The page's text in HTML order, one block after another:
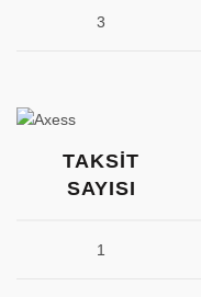
3
TAKSIT
SAYISI
1